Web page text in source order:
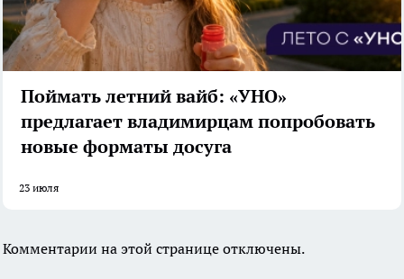
Поймать летний вайб: «УНО»
предлагает владимирцам попробовать
новые форматы досуга
23 июля
Комментарии на этой странице отключены.